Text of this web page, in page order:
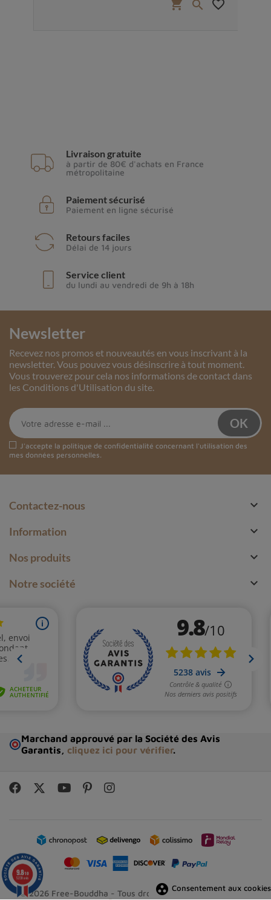
shopping_cart  favorite_border
Livraison gratuite
à partir de 80€ d'achats en France
métropolitaine
Paiement sécurisé
Paiement en ligne sécurisé
Retours faciles
Délai de 14 jours
Service client
du lundi au vendredi de 9h à 18h
Newsletter
Recevez nos promos et nouveautés en vous inscrivant à la
newsletter. Vous pouvez vous désinscrire à tout moment.
Vous trouverez pour cela nos informations de contact dans
les Conditions d'Utilisation du site.
J'accepte la politique de confidentialité concernant l'utilisation des
mes données personnelles.
Contactez-nous 
Information 
Nos produits 
Notre société 
Marchand approuvé par la Société des Avis
Garantis, cliquez ici pour vérifier.
© 2026 Free-Bouddha - Tous droits réservés - Réalisation
group_work Consentement aux cookies
9.8/10
5238 avis